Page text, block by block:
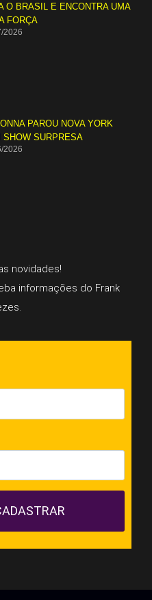
O BRASIL E ENCONTRA UMA
FORÇA
2026
PAROU NOVA YORK
SHOW SURPRESA
2026
novidades!
informações do Frank